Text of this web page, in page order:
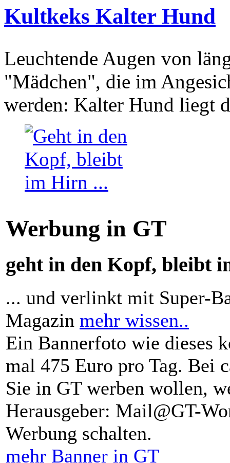
Kultkeks Kalter Hund
Leuchtende Augen von
"Mädchen", die im
werden: Kalter Hund liegt
Werbung in GT
geht in den Kopf, bleibt
... und verlinkt mit Super-
Magazin mehr wissen..
Ein Bannerfoto wie dieses
mal 475 Euro pro Tag. Bei
Sie in GT werben wollen,
Herausgeber: Mail@GT-
Werbung schalten.
mehr Banner in GT